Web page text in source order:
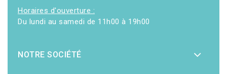
Horaires d'ouverture :
Du lundi au samedi de 11h00 à 19h00
NOTRE SOCIÉTÉ